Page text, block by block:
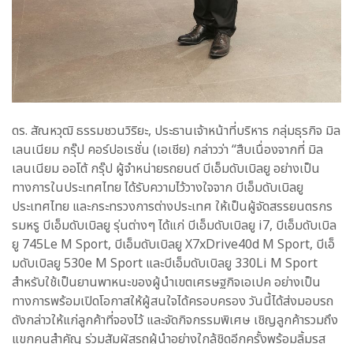
ดร. สัณหวุฒิ ธรรมชวนวิริยะ, ประธานเจ้าหน้าที่บริหาร กลุ่มธุรกิจ มิล
เลนเนียม กรุ๊ป คอร์ปอเรชั่น (เอเชีย) กล่าวว่า “สืบเนื่องจากที่ มิล
เลนเนียม ออโต้ กรุ๊ป ผู้จำหน่ายรถยนต์ บีเอ็มดับเบิลยู อย่างเป็น
ทางการในประเทศไทย ได้รับความไว้วางใจจาก บีเอ็มดับเบิลยู
ประเทศไทย และกระทรวงการต่างประเทศ ให้เป็นผู้จัดสรรยนตรกร
รมหรู บีเอ็มดับเบิลยู รุ่นต่างๆ ได้แก่ บีเอ็มดับเบิลยู i7, บีเอ็มดับเบิล
ยู 745Le M Sport, บีเอ็มดับเบิลยู X7xDrive40d M Sport, บีเอ็
มดับเบิลยู 530e M Sport และบีเอ็มดับเบิลยู 330Li M Sport
สำหรับใช้เป็นยานพาหนะของผู้นำเขตเศรษฐกิจเอเปค อย่างเป็น
ทางการพร้อมเปิดโอกาสให้ผู้สนใจได้ครอบครอง วันนี้ได้ส่งมอบรถ
ดังกล่าวให้แก่ลูกค้าที่จองไว้ และจัดกิจกรรมพิเศษ เชิญลูกค้ารวมถึง
แขกคนสำคัญ ร่วมสัมผัสรถผู้นำอย่างใกล้ชิดอีกครั้งพร้อมลิ้มรส